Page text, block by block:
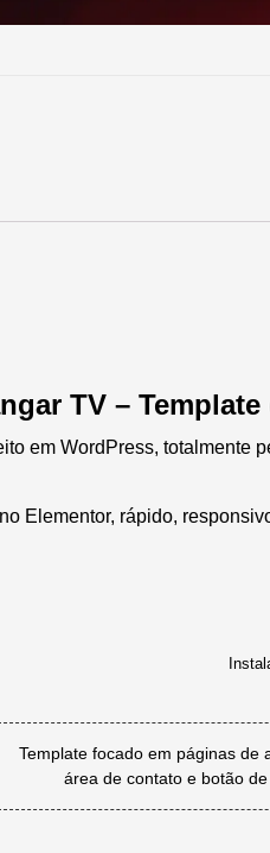
TV –
em WordPress, totalmente
Elementor, rápido,
Template focado em páginas de
área de contato e botão